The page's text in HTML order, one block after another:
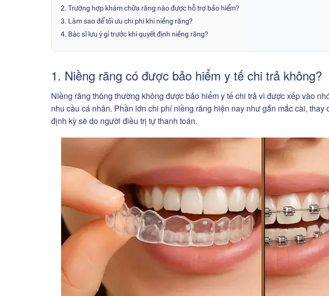
2. Trường hợp khám chữa răng nào được hỗ trợ bảo hiểm?
3. Làm sao để tối ưu chi phí khi niềng răng?
4. Bác sĩ lưu ý gì trước khi quyết định niềng răng?
1. Niềng răng có được bảo hiểm y tế chi trả không?
Niềng răng thông thường không được bảo hiểm y tế chi trả vì được xếp vào
nhu cầu cá nhân. Phần lớn chi phí niềng răng hiện nay như gắn mắc cài,
định kỳ sẽ do người điều trị tự thanh toán.